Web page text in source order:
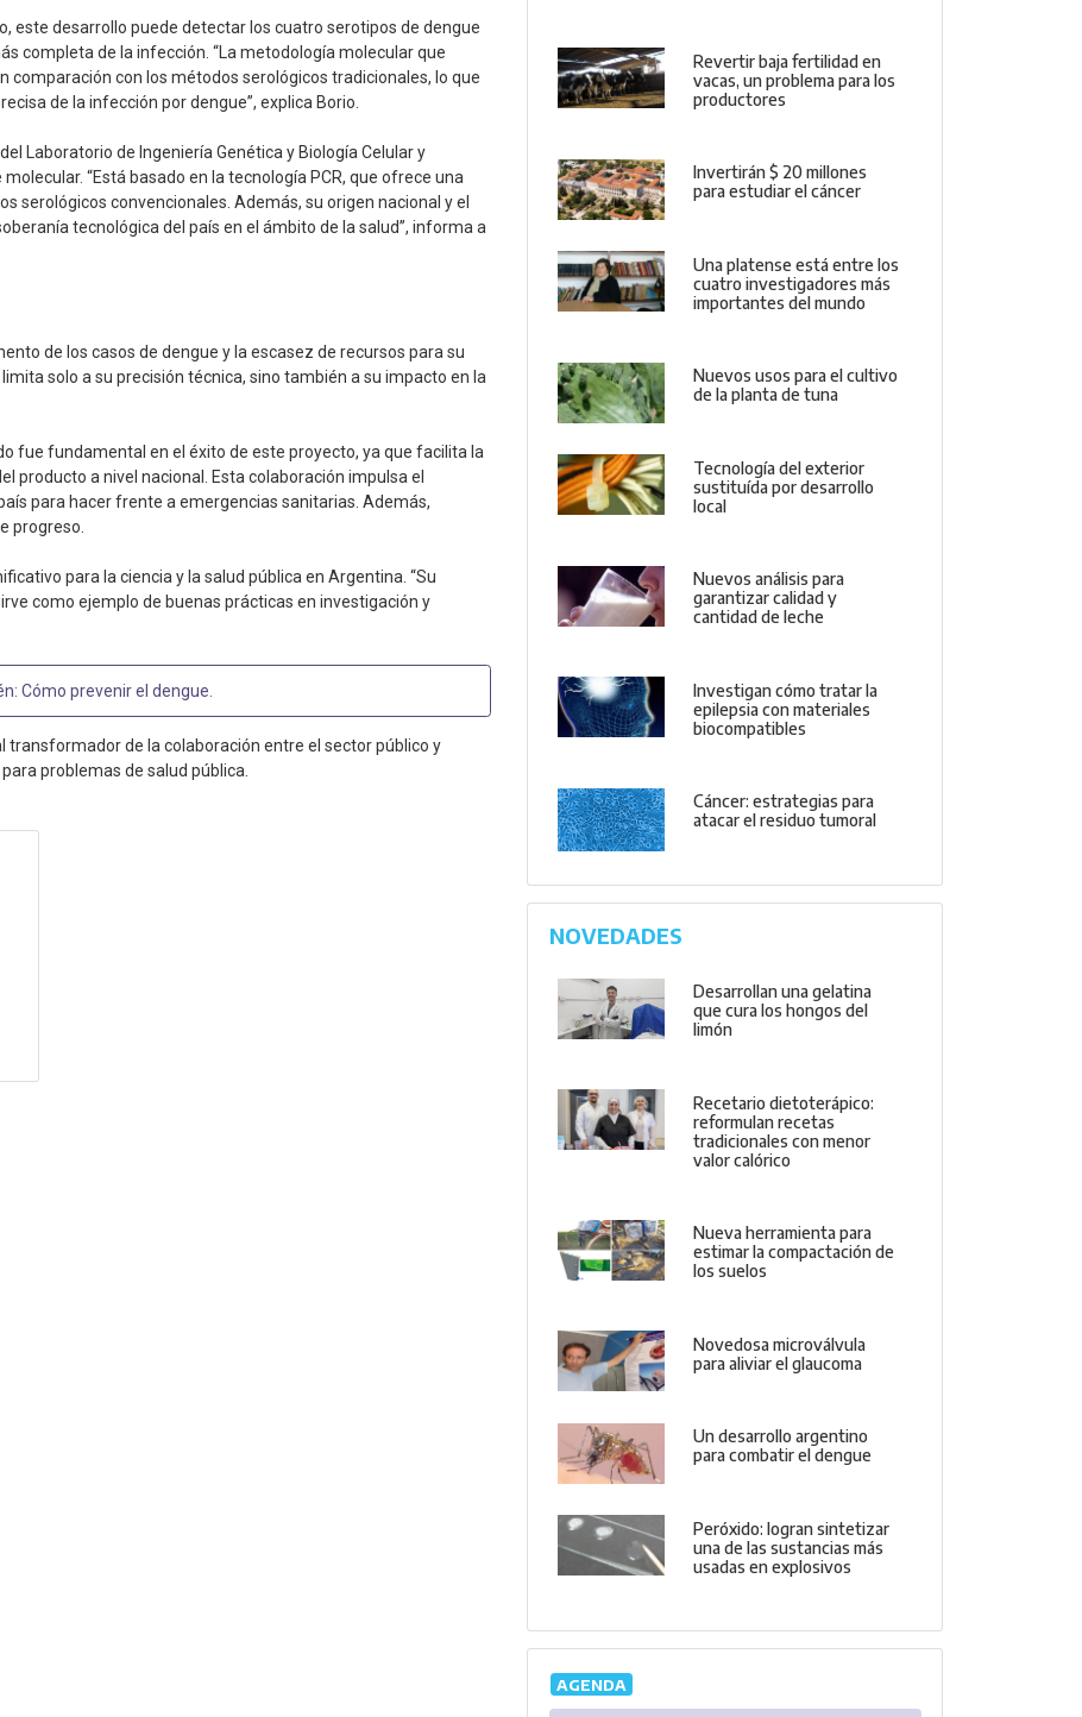
este desarrollo puede detectar los cuatro serotipos de dengue
completa de la infección. “La metodología molecular que
comparación con los métodos serológicos tradicionales, lo que
de la infección por dengue”, explica Borio.
Laboratorio de Ingeniería Genética y Biología Celular y
“Está basado en la tecnología PCR, que ofrece una
serológicos convencionales. Además, su origen nacional y el
tecnológica del país en el ámbito de la salud”, informa a
de los casos de dengue y la escasez de recursos para su
solo a su precisión técnica, sino también a su impacto en la
fue fundamental en el éxito de este proyecto, ya que facilita la
producto a nivel nacional. Esta colaboración impulsa el
para hacer frente a emergencias sanitarias. Además,
progreso.
para la ciencia y la salud pública en Argentina. “Su
como ejemplo de buenas prácticas en investigación y
Cómo prevenir el dengue
de la colaboración entre el sector público y
problemas de salud pública.
Revertir baja fertilidad en
vacas, un problema para los
productores
Invertirán $ 20 millones
para estudiar el cáncer
Una platense está entre los
cuatro investigadores más
importantes del mundo
Nuevos usos para el cultivo
de la planta de tuna
Tecnología del exterior
sustituída por desarrollo
local
Nuevos análisis para
garantizar calidad y
cantidad de leche
Investigan cómo tratar la
epilepsia con materiales
biocompatibles
Cáncer: estrategias para
atacar el residuo tumoral
NOVEDADES
Desarrollan una gelatina
que cura los hongos del
limón
Recetario dietoterápico:
reformulan recetas
tradicionales con menor
valor calórico
Nueva herramienta para
estimar la compactación de
los suelos
Novedosa microválvula
para aliviar el glaucoma
Un desarrollo argentino
para combatir el dengue
Peróxido: logran sintetizar
una de las sustancias más
usadas en explosivos
AGENDA